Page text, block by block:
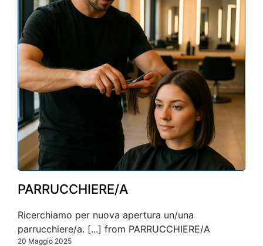
PARRUCCHIERE/A
Ricerchiamo per nuova apertura un/una
parrucchiere/a. [...] from PARRUCCHIERE/A
20 Maggio 2025